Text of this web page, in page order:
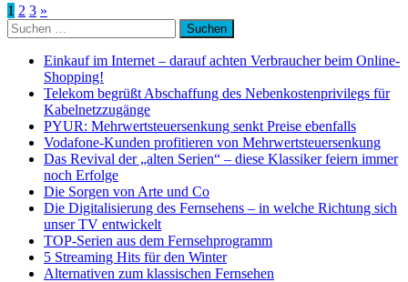
Seitennummerierung
der
Beiträge
1 2 3 »
Suchen
nach:
Einkauf im Internet – darauf achten Verbraucher beim Online-
Shopping!
Telekom begrüßt Abschaffung des Nebenkostenprivilegs für
Kabelnetzzugänge
PYUR: Mehrwertsteuersenkung senkt Preise ebenfalls
Vodafone-Kunden profitieren von Mehrwertsteuersenkung
Das Revival der „alten Serien“ – diese Klassiker feiern immer
noch Erfolge
Die Sorgen von Arte und Co
Die Digitalisierung des Fernsehens – in welche Richtung sich
unser TV entwickelt
TOP-Serien aus dem Fernsehprogramm
5 Streaming Hits für den Winter
Alternativen zum klassischen Fernsehen